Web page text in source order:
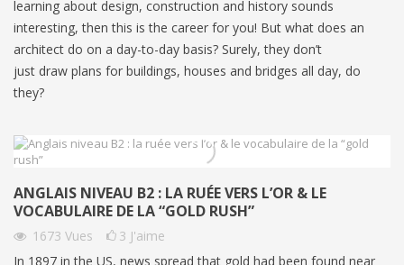
learning about design, construction and history sounds
interesting, then this is the career for you! But what does an
architect do on a day-to-day basis? Surely, they don’t
just draw plans for buildings, houses and bridges all day, do
they?
ANGLAIS NIVEAU B2 : LA RUÉE VERS L’OR & LE
VOCABULAIRE DE LA “GOLD RUSH”
1673 Vues 3 J'aime
In 1897 in the US, news spread that gold had been found near